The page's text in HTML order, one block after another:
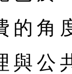
的角
與公